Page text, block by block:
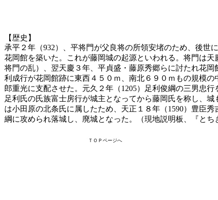
ＴＯＰページへ
承平２年（932）、平将門が父良将の所領安堵のため、後世
花岡館を築いた。これが藤岡城の起源といわれる。将門は
将門の乱）、翌天慶３年、平貞盛・藤原秀郷らに討たれ花岡
利成行が花岡館跡に東西４５０ｍ、南北６９０ｍもの規模
郎重光に支配させた。元久２年（1205）足利俊綱の三男忠
足利氏の氏族富士房行が城主となってから藤岡氏を称し、
は小田原の北条氏に属したため、天正１８年（1590）豊臣
綱に攻められ落城し、廃城となった。（現地説明板、『と
【歴史】